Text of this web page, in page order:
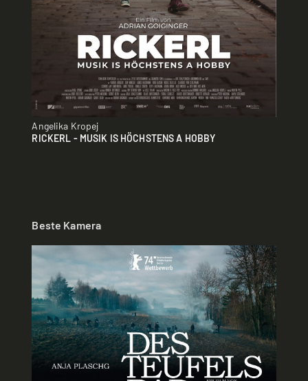
Angelika Kropej
RICKERL - MUSIK IS HÖCHSTENS A HOBBY
Beste Kamera